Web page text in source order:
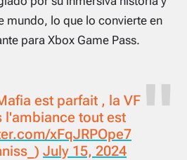
mundo, lo que lo convierte en
para Xbox Game Pass.
est parfait , la VF
l'ambiance tout est
xFqJRPOpe7
July 15, 2024